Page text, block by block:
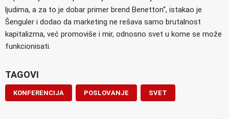
ljudima, a za to je dobar primer brend Benetton“, istakao je
Šenguler i dodao da marketing ne rešava samo brutalnost
kapitalizma, već promoviše i mir, odnosno svet u kome se može
funkcionisati.
TAGOVI
KONFERENCIJA POSLOVANJE SVET